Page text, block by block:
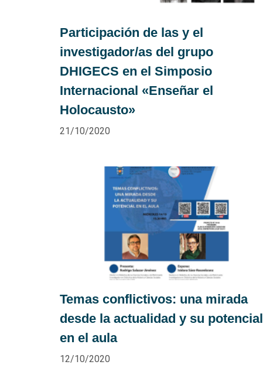
Participación de las y el
investigador/as del grupo
DHIGECS en el Simposio
Internacional «Enseñar el
Holocausto»
21/10/2020
Temas conflictivos: una mirada
desde la actualidad y su potencial
en el aula
12/10/2020